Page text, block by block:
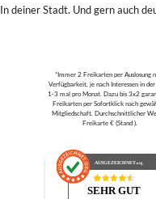
In deiner Stadt. Und gern auch
*Immer 2 Freikarten per Auslosung
Verfügbarkeit, je nach Interessen in der
1-3 mal pro Monat. Dazu bis 3x2
Freikarten per Sofortklick nach
Mitgliedschaft. Durchschnittlicher
Freikarte € (Stand ).
AUSGEZEICHNET.org
SEHR GUT